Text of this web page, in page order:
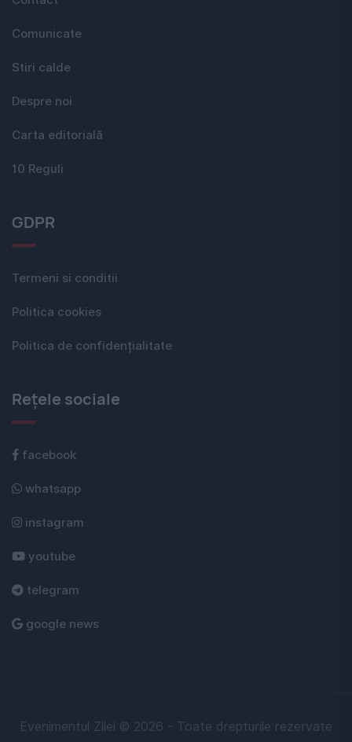
Comunicate
Stiri calde
Despre noi
Carta editorială
10 Reguli
GDPR
Termeni si conditii
Politica cookies
Politica de confidențialitate
Rețele sociale
facebook
whatsapp
instagram
youtube
telegram
google news
Evenimentul Zilei © 2026 - Toate drepturile rezervate